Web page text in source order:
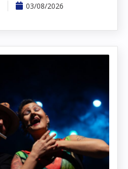
03/08/2026